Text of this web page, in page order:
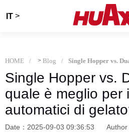
IT >
HOME > Blog
Single Hopper vs.
quale è meglio per
automatici di
Date：2025-09-03 09:36:53 Author